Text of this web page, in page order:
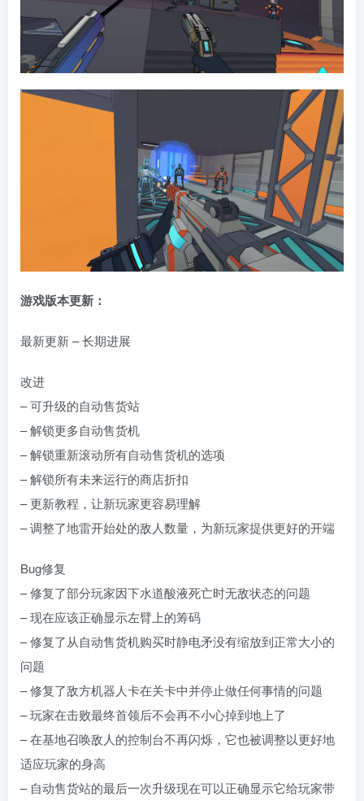
游戏版本更新：
最新更新 – 长期进展
改进
– 可升级的自动售货站
– 解锁更多自动售货机
– 解锁重新滚动所有自动售货机的选项
– 解锁所有未来运行的商店折扣
– 更新教程，让新玩家更容易理解
– 调整了地雷开始处的敌人数量，为新玩家提供更好的开端
Bug修复
– 修复了部分玩家因下水道酸液死亡时无敌状态的问题
– 现在应该正确显示左臂上的筹码
– 修复了从自动售货机购买时静电矛没有缩放到正常大小的
问题
– 修复了敌方机器人卡在关卡中并停止做任何事情的问题
– 玩家在击败最终首领后不会再不小心掉到地上了
– 在基地召唤敌人的控制台不再闪烁，它也被调整以更好地
适应玩家的身高
– 自动售货站的最后一次升级现在可以正确显示它给玩家带